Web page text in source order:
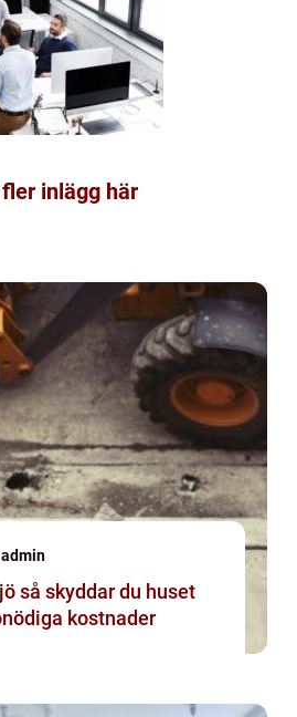
inlägg här
admin
kostnader